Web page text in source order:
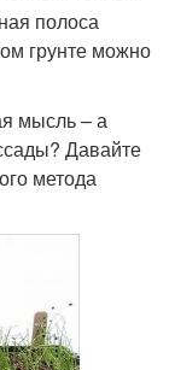
полоса
грунте можно
мысль – а
Давайте
метода